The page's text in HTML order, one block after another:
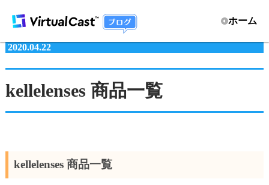
ホーム
2020.04.22
kellelenses 商品一覧
kellelenses 商品一覧